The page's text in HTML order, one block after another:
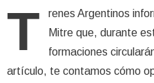
T
renes Argentinos
Mitre que, durante
formaciones
artículo, te contamos cómo